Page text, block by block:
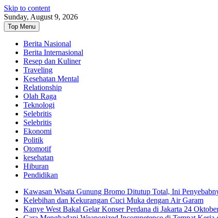
Skip to content
Sunday, August 9, 2026
Top Menu
Berita Nasional
Berita Internasional
Resep dan Kuliner
Traveling
Kesehatan Mental
Relationship
Olah Raga
Teknologi
Selebritis
Selebritis
Ekonomi
Politik
Otomotif
kesehatan
Hiburan
Pendidikan
Kawasan Wisata Gunung Bromo Ditutup Total, Ini
Kelebihan dan Kekurangan Cuci Muka dengan Air Garam
Kanye West Bakal Gelar Konser Perdana di Jakarta 24